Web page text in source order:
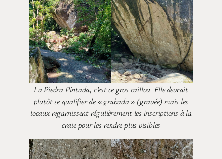
La Piedra Pintada, c’est ce gros caillou. Elle devrait
plutôt se qualifier de « grabada » (gravée) mais les
locaux regarnissent régulièrement les inscriptions à la
craie pour les rendre plus visibles